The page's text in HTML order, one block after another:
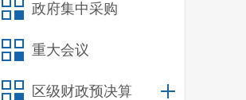
政府集中采购
重大会议
区级财政预决算